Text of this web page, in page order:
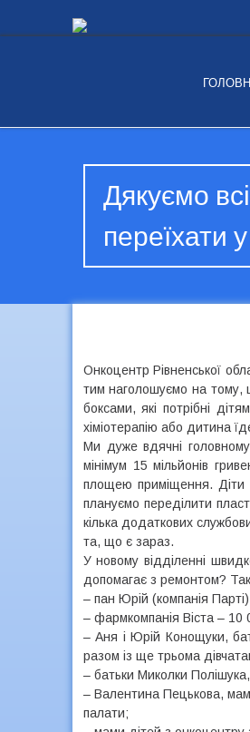
Дякуємо
переїхати
Онкоцентр Рівненської
тим наголошуємо на тому,
боксами, які потрібні
хіміотерапію або дитина
Ми дуже вдячні
мінімум 15 мільйонів
площею приміщення. Діти
плануємо переділити
кілька додаткових
та, що є зараз.
У новому відділенні
допомагає з ремонтом?
– пан Юрій (компанія
– фармкомпанія Віста – 10
– Аня і Юрій Конощуки,
разом із ще трьома
– батьки Миколки Полішука,
– Валентина Пецькова,
палати;